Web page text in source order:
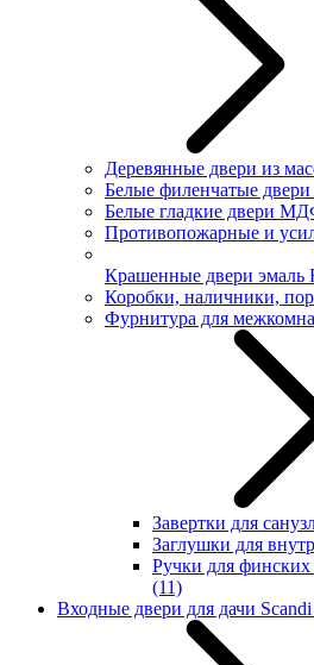
Деревянные двери из
Белые филенчатые
Белые гладкие двери
Противопожарные и
Крашенные двери эмаль
Коробки, наличники,
Фурнитура для
Завертки для
Заглушки для
Ручки для
(11)
Входные двери для дачи Scandi